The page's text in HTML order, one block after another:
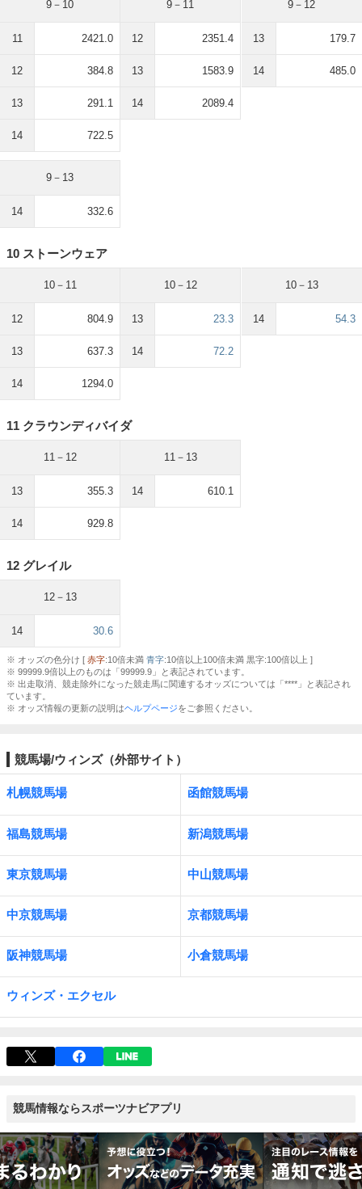
9－10
11 2421.0
12 384.8
13 291.1
14 722.5
9－11
12 2351.4
13 1583.9
14 2089.4
9－12
13 179.7
14 485.0
9－13
14 332.6
10 ストーンウェア
10－11
12 804.9
13 637.3
14 1294.0
10－12
13 23.3
14 72.2
10－13
14 54.3
11 クラウンディバイダ
11－12
13 355.3
14 929.8
11－13
14 610.1
12 グレイル
12－13
14 30.6
※ オッズの色分け [ 赤字:10倍未満 青字:10倍以上100倍未満 黒字:100倍以上 ]
※ 99999.9倍以上のものは「99999.9」と表記されています。
※ 出走取消、競走除外になった競走馬に関連するオッズについては「****」と表記され
ています。
※ オッズ情報の更新の説明はヘルプページをご参照ください。
競馬場/ウィンズ（外部サイト）
札幌競馬場 函館競馬場
福島競馬場 新潟競馬場
東京競馬場 中山競馬場
中京競馬場 京都競馬場
阪神競馬場 小倉競馬場
ウィンズ・エクセル
競馬情報ならスポーツナビアプリ